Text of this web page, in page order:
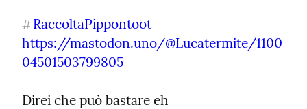
#RaccoltaPippontoot
https://mastodon.uno/@Lucatermite/1100
04501503799805
Direi che può bastare eh